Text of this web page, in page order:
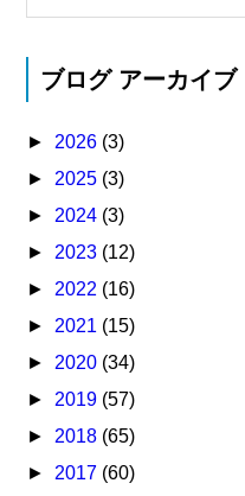
ブログ アーカイブ
► 2026 (3)
► 2025 (3)
► 2024 (3)
► 2023 (12)
► 2022 (16)
► 2021 (15)
► 2020 (34)
► 2019 (57)
► 2018 (65)
► 2017 (60)